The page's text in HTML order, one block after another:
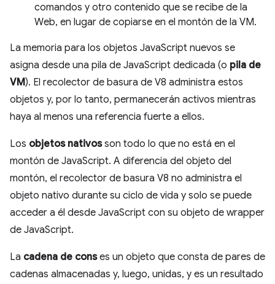
comandos y otro contenido que se recibe de la
Web, en lugar de copiarse en el montón de la VM.
La memoria para los objetos JavaScript nuevos se
asigna desde una pila de JavaScript dedicada (o pila de
VM). El recolector de basura de V8 administra estos
objetos y, por lo tanto, permanecerán activos mientras
haya al menos una referencia fuerte a ellos.
Los objetos nativosson todo lo que no está en el
montón de JavaScript. A diferencia del objeto del
montón, el recolector de basura V8 no administra el
objeto nativo durante su ciclo de vida y solo se puede
acceder a él desde JavaScript con su objeto de wrapper
de JavaScript.
La cadena de conses un objeto que consta de pares de
cadenas almacenadas y, luego, unidas, y es un resultado